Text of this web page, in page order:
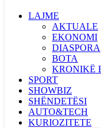
LAJME
AKTUALE
EKONOMI
DIASPORA
BOTA
KRONIKË
SPORT
SHOWBIZ
SHËNDETËSI
AUTO&TECH
KURIOZITETE